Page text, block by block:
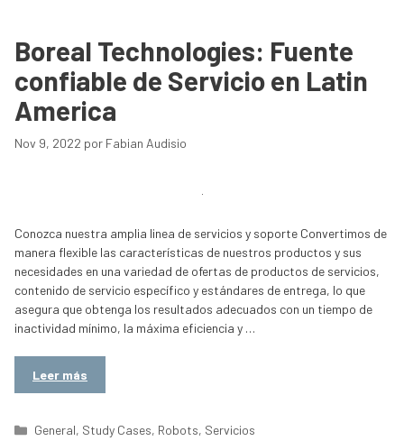
Boreal Technologies: Fuente
confiable de Servicio en Latin
America
Nov 9, 2022 por Fabian Audisio
Conozca nuestra amplia linea de servicios y soporte Convertimos de
manera flexible las características de nuestros productos y sus
necesidades en una variedad de ofertas de productos de servicios,
contenido de servicio específico y estándares de entrega, lo que
asegura que obtenga los resultados adecuados con un tiempo de
inactividad mínimo, la máxima eficiencia y …
Leer más
Categorías
General, Study Cases, Robots, Servicios